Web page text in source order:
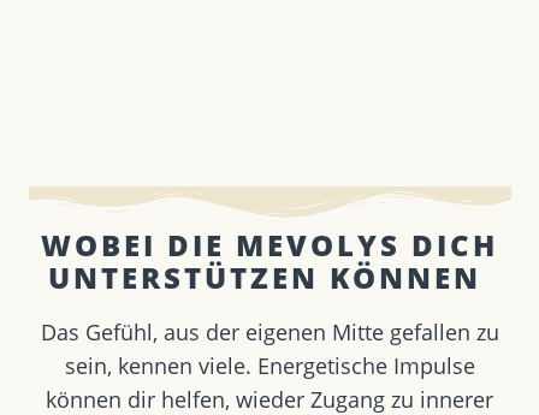
WOBEI DIE MEVOLYS DICH
UNTERSTÜTZEN KÖNNEN ​
Das Gefühl, aus der eigenen Mitte gefallen zu
sein, kennen viele. Energetische Impulse
können dir helfen, wieder Zugang zu innerer